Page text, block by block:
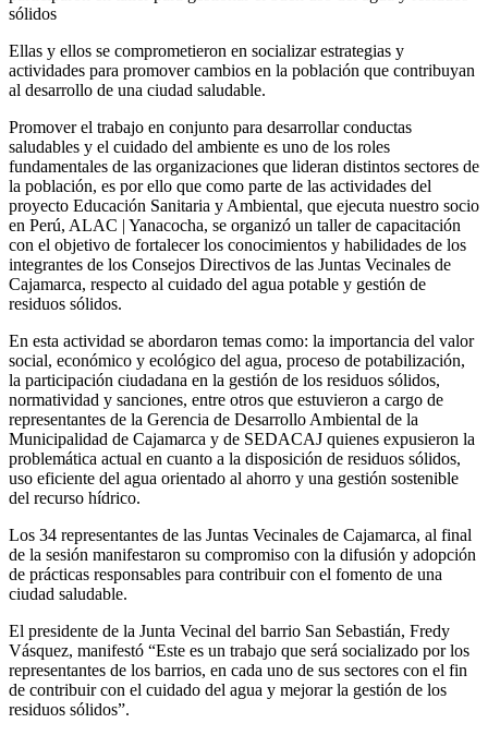
Ellas y ellos se comprometieron en socializar estrategias y
actividades para promover cambios en la población que contribuyan
al desarrollo de una ciudad saludable.
Promover el trabajo en conjunto para desarrollar conductas
saludables y el cuidado del ambiente es uno de los roles
fundamentales de las organizaciones que lideran distintos sectores de
la población, es por ello que como parte de las actividades del
proyecto Educación Sanitaria y Ambiental, que ejecuta nuestro socio
en Perú, ALAC | Yanacocha, se organizó un taller de capacitación
con el objetivo de fortalecer los conocimientos y habilidades de los
integrantes de los Consejos Directivos de las Juntas Vecinales de
Cajamarca, respecto al cuidado del agua potable y gestión de
residuos sólidos.
En esta actividad se abordaron temas como: la importancia del valor
social, económico y ecológico del agua, proceso de potabilización,
la participación ciudadana en la gestión de los residuos sólidos,
normatividad y sanciones, entre otros que estuvieron a cargo de
representantes de la Gerencia de Desarrollo Ambiental de la
Municipalidad de Cajamarca y de SEDACAJ quienes expusieron la
problemática actual en cuanto a la disposición de residuos sólidos,
uso eficiente del agua orientado al ahorro y una gestión sostenible
del recurso hídrico.
Los 34 representantes de las Juntas Vecinales de Cajamarca, al final
de la sesión manifestaron su compromiso con la difusión y adopción
de prácticas responsables para contribuir con el fomento de una
ciudad saludable.
El presidente de la Junta Vecinal del barrio San Sebastián, Fredy
Vásquez, manifestó “Este es un trabajo que será socializado por los
representantes de los barrios, en cada uno de sus sectores con el fin
de contribuir con el cuidado del agua y mejorar la gestión de los
residuos sólidos”.